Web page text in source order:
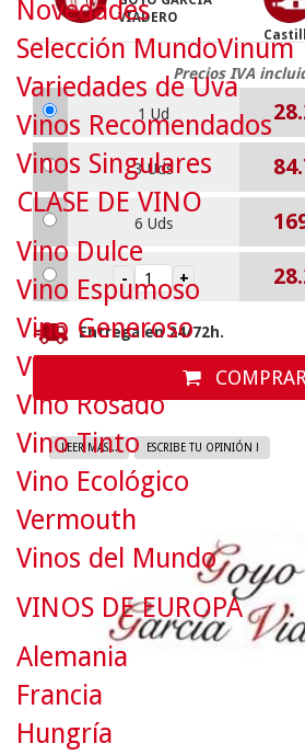
VIADERO
Precios IVA
1 Ud
3 Uds
6 Uds
Entrega en 24/72h.
COMPRAR
LEER MAS... ESCRIBE TU OPINIÓN !
Novedades
Selección MundoVinum
Variedades de Uva
Vinos Recomendados
Vinos Singulares
CLASE DE VINO
Vino Dulce
Vino Espumoso
Vino Generoso
Vino Blanco
Vino Rosado
Vino Tinto
Vino Ecológico
Vermouth
Vinos del Mundo
VINOS DE EUROPA
Alemania
Francia
Hungría